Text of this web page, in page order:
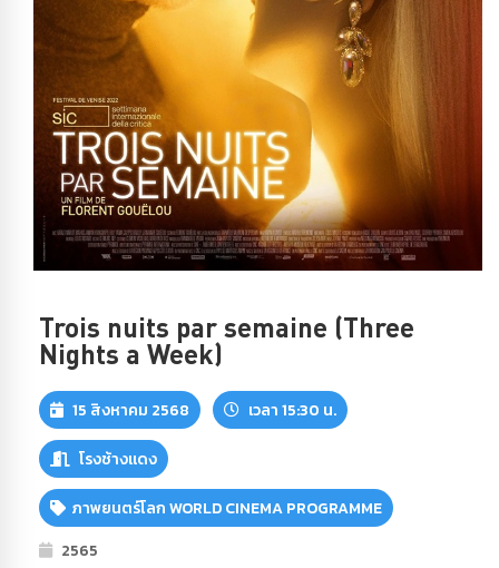
Trois nuits par semaine (Three
Nights a Week)
15 สิงหาคม 2568 เวลา 15:30 น.
โรงช้างแดง
ภาพยนตร์โลก WORLD CINEMA PROGRAMME
2565